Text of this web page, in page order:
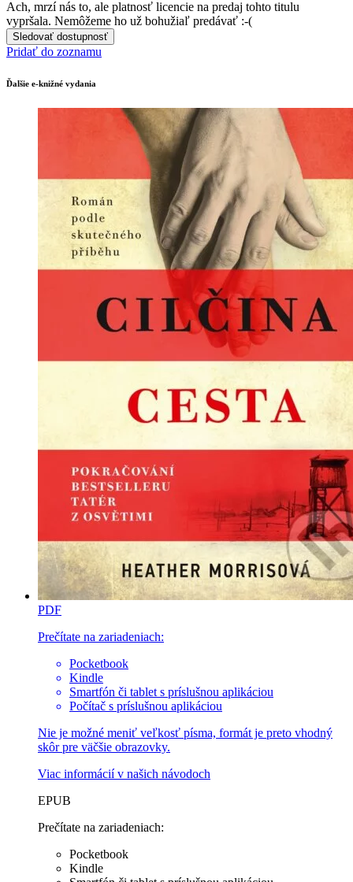
Ach, mrzí nás to, ale platnosť licencie na predaj tohto titulu
vypršala. Nemôžeme ho už bohužiaľ predávať :-(
Sledovať dostupnosť
Pridať do zoznamu
Ďalšie e-knižné vydania
PDF
Prečítate na zariadeniach:
Pocketbook
Kindle
Smartfón či tablet s príslušnou aplikáciou
Počítač s príslušnou aplikáciou
Nie je možné meniť veľkosť písma, formát je preto vhodný
skôr pre väčšie obrazovky.
Viac informácií v našich návodoch
EPUB
Prečítate na zariadeniach:
Pocketbook
Kindle